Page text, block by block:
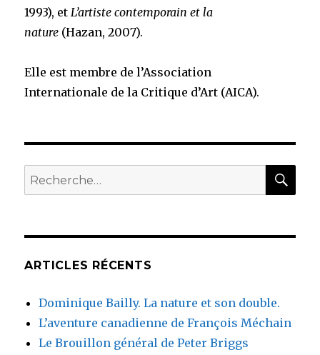
1993), etL’artiste contemporain et la
nature (Hazan, 2007).
Elle est membre de l’Association
Internationale de la Critique d’Art (AICA).
Recherche
pour
ARTICLES RÉCENTS
Dominique Bailly. La nature et son double.
L’aventure canadienne de François Méchain
Le Brouillon général de Peter Briggs